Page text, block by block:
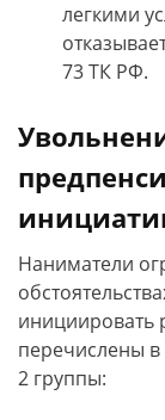
легкими
73 ТК РФ.
Наниматели
инициировать
перечислены в
2 группы: